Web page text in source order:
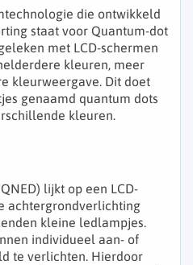
die ontwikkeld
staat voor Quantum-dot
met LCD-schermen
kleuren, meer
kleurweergave. Dit doet
genaamd quantum dots
kleuren.
lijkt op een LCD-
achtergrondverlichting
kleine ledlampjes.
individueel aan- of
te verlichten. Hierdoor